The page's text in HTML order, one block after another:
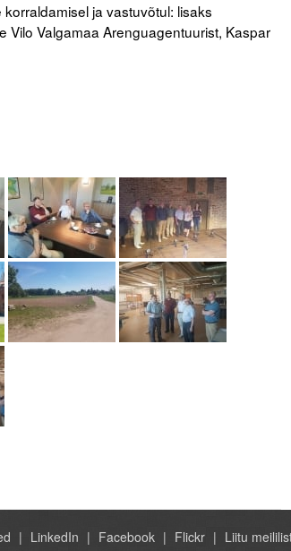
ja vastuvõtul: lisaks
Vilo Valgamaa Arenguagentuurist, Kaspar
LinkedIn Facebook Flickr Liitu